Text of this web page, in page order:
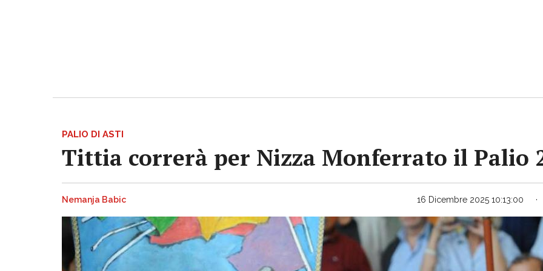
PALIO DI ASTI
Tittia correrà per Nizza Monferrato il Palio
Nemanja Babic 16 Dicembre 2025 10:13:00